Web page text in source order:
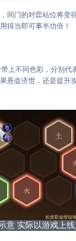
同门的对弈站位将变
得当即可事半功倍！
上不同色彩，分别代
悬壶济世，还是提升
意 实际以游戏上